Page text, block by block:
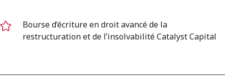
Bourse d’écriture en droit avancé de la
restructuration et de l’insolvabilité Catalyst Capital